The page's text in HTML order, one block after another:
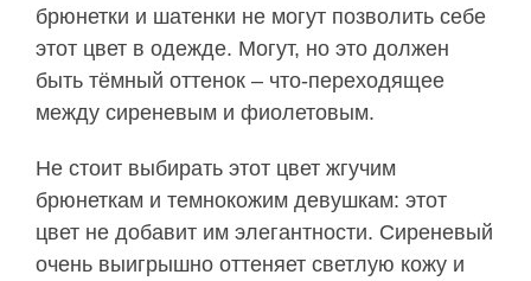
брюнетки и шатенки не могут позволить себе
этот цвет в одежде. Могут, но это должен
быть тёмный оттенок – что-переходящее
между сиреневым и фиолетовым.
Не стоит выбирать этот цвет жгучим
брюнеткам и темнокожим девушкам: этот
цвет не добавит им элегантности. Сиреневый
очень выигрышно оттеняет светлую кожу и